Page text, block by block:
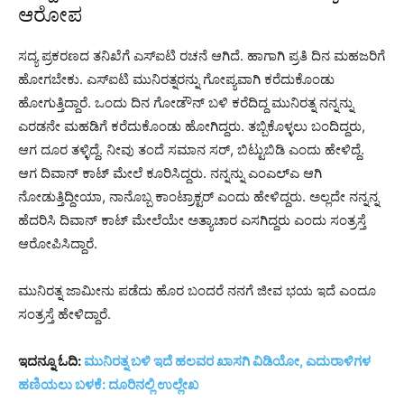
ಆರೋಪ
ಸದ್ಯ ಪ್ರಕರಣದ ತನಿಖೆಗೆ ಎಸ್​ಐಟಿ ರಚನೆ ಆಗಿದೆ. ಹಾಗಾಗಿ ಪ್ರತಿ ದಿನ ಮಹಜರಿಗೆ
ಹೋಗಬೇಕು. ಎಸ್ಐಟಿ ಮುನಿರತ್ನರನ್ನು ಗೋಪ್ಯವಾಗಿ ಕರೆದುಕೊಂಡು
ಹೋಗುತ್ತಿದ್ದಾರೆ. ಒಂದು ದಿನ ಗೋಡೌನ್ ಬಳಿ ಕರೆದಿದ್ದ ಮುನಿರತ್ನ ನನ್ನನ್ನು
ಎರಡನೇ ಮಹಡಿಗೆ ಕರೆದುಕೊಂಡು ಹೋಗಿದ್ದರು. ತಬ್ಬಿಕೊಳ್ಳಲು ಬಂದಿದ್ದರು,
ಆಗ ದೂರ ತಳ್ಳಿದ್ದೆ. ನೀವು ತಂದೆ ಸಮಾನ‌ ಸರ್, ಬಿಟ್ಟುಬಿಡಿ ಎಂದು ಹೇಳಿದ್ದೆ.
ಆಗ ದಿವಾನ್ ಕಾಟ್ ಮೇಲೆ ಕೂರಿಸಿದ್ದರು. ನನ್ನನ್ನು ಎಂಎಲ್ಎ ಆಗಿ
ನೋಡುತ್ತಿದ್ದೀಯಾ, ನಾನೊಬ್ಬ ಕಾಂಟ್ರಾಕ್ಟರ್ ಎಂದು ಹೇಳಿದ್ದರು. ಅಲ್ಲದೇ ನನ್ನನ್ನ
ಹೆದರಿಸಿ ದಿವಾನ್ ಕಾಟ್ ಮೇಲೆಯೇ ಅತ್ಯಾಚಾರ ಎಸಗಿದ್ದರು ಎಂದು ಸಂತ್ರಸ್ತೆ
ಆರೋಪಿಸಿದ್ದಾರೆ.
ಮುನಿರತ್ನ ಜಾಮೀನು ಪಡೆದು ಹೊರ ಬಂದರೆ ನನಗೆ ಜೀವ ಭಯ ಇದೆ ಎಂದೂ
ಸಂತ್ರಸ್ತೆ ಹೇಳಿದ್ದಾರೆ.
ಇದನ್ನೂ ಓದಿ: ಮುನಿರತ್ನ ಬಳಿ ಇದೆ ಹಲವರ ಖಾಸಗಿ ವಿಡಿಯೋ, ಎದುರಾಳಿಗಳ
ಹಣಿಯಲು ಬಳಕೆ: ದೂರಿನಲ್ಲಿ ಉಲ್ಲೇಖ